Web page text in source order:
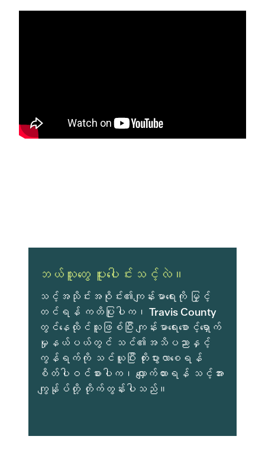
ဘယ်သူတွေ ပူးပေါင်းသင့်လဲ။
သင့်အသိုင်းအဝိုင်း၏ကျန်းမာရေးကို မြှင့်
တင်ရန် ကတိပြုပါက၊ Travis County
တွင်နေထိုင်သူဖြစ်ပြီး ကျန်းမာရေးစောင့်ရှောက်
မှုနယ်ပယ်တွင် သင်၏အသိပညာနှင့်
ကွန်ရက်ကို သင်ယူပြီး တိုးပွားလာစေရန်
စိတ်ပါဝင်စားပါက၊ လျှောက်ထားရန် သင့်အား
ကျွန်ုပ်တို့ တိုက်တွန်းပါသည်။